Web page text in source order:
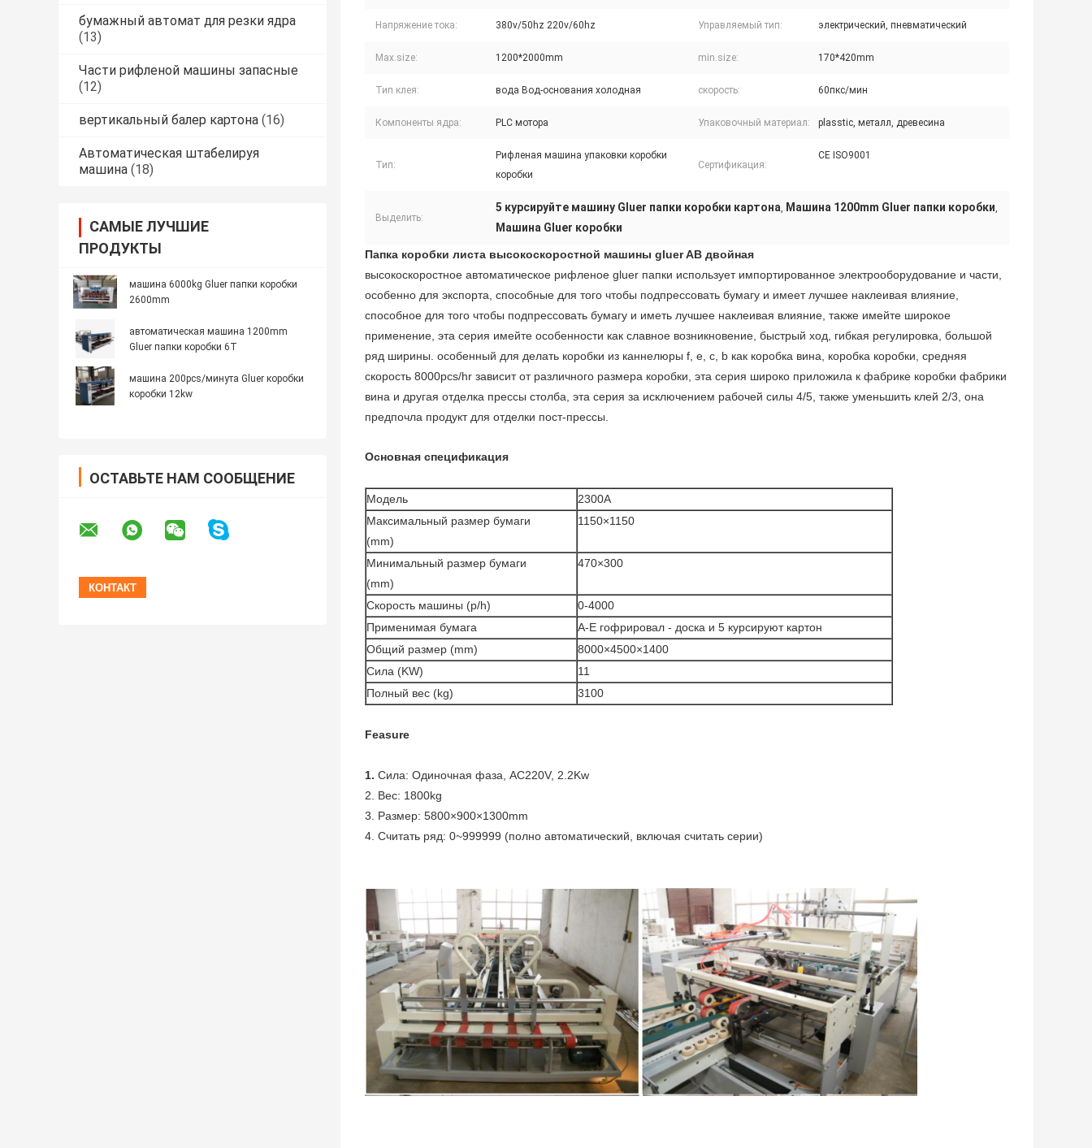
бумажный автомат для резки ядра
(13)
Части рифленой машины запасные
(12)
вертикальный балер картона (16)
Автоматическая штабелируя
машина (18)
САМЫЕ ЛУЧШИЕ
ПРОДУКТЫ
машина 6000kg Gluer папки коробки
2600mm
автоматическая машина 1200mm
Gluer папки коробки 6T
машина 200pcs/минута Gluer коробки
коробки 12kw
ОСТАВЬТЕ НАМ СООБЩЕНИЕ
Напряжение тока: 380v/50hz 220v/60hz Управляемый тип: электрический, пневматический
Max.size: 1200*2000mm min.size: 170*420mm
Тип клея: вода Вод-основания холодная скорость: 60пкс/мин
Компоненты ядра: PLC мотора Упаковочный материал: plasstic, металл, древесина
Тип:
Рифленая машина упаковки коробки
коробки
Сертификация:
CE ISO9001
Выделить:
5 курсируйте машину Gluer папки коробки картона, Машина 1200mm Gluer папки коробки,
Машина Gluer коробки
Папка коробки листа высокоскоростной машины gluer AB двойная
высокоскоростное автоматическое рифленое gluer папки использует импортированное электрооборудование и части,
особенно для экспорта, способные для того чтобы подпрессовать бумагу и имеет лучшее наклеивая влияние,
способное для того чтобы подпрессовать бумагу и иметь лучшее наклеивая влияние, также имейте широкое
применение, эта серия имейте особенности как славное возникновение, быстрый ход, гибкая регулировка, большой
ряд ширины. особенный для делать коробки из каннелюры f, e, c, b как коробка вина, коробка коробки, средняя
скорость 8000pcs/hr зависит от различного размера коробки, эта серия широко приложила к фабрике коробки фабрики
вина и другая отделка прессы столба, эта серия за исключением рабочей силы 4/5, также уменьшить клей 2/3, она
предпочла продукт для отделки пост-прессы.
Основная спецификация
Модель
2300A
Максимальный размер бумаги
(mm)
1150×1150
Минимальный размер бумаги
(mm)
470×300
Скорость машины (p/h)
0-4000
Применимая бумага
A-E гофрировал - доска и 5 курсируют картон
Общий размер (mm)
8000×4500×1400
Сила (KW)
11
Полный вес (kg)
3100
Feasure
1. Сила: Одиночная фаза, AC220V, 2.2Kw
2. Вес: 1800kg
3. Размер: 5800×900×1300mm
4. Считать ряд: 0~999999 (полно автоматический, включая считать серии)